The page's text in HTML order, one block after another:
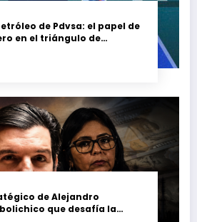
de Pdvsa: el papel de
en el triángulo de
de Alejandro
que desafía la